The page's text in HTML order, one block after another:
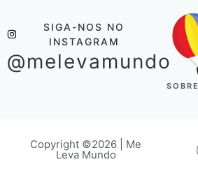
SIGA-NOS NO
INSTAGRAM
@melevamundo
SOBRE
Copyright ©2026 | Me
Leva Mundo